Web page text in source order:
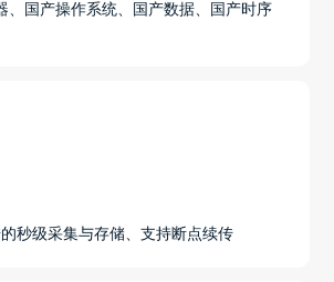
、国产操作系统、国产数据、国产时序
秒级采集与存储、支持断点续传